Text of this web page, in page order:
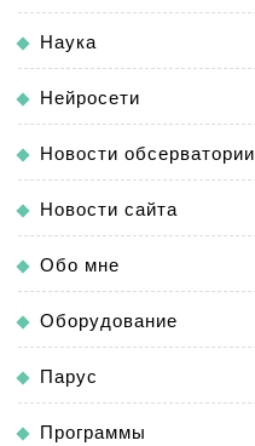
Наука
Нейросети
Новости обсерватории
Новости сайта
Обо мне
Оборудование
Парус
Программы